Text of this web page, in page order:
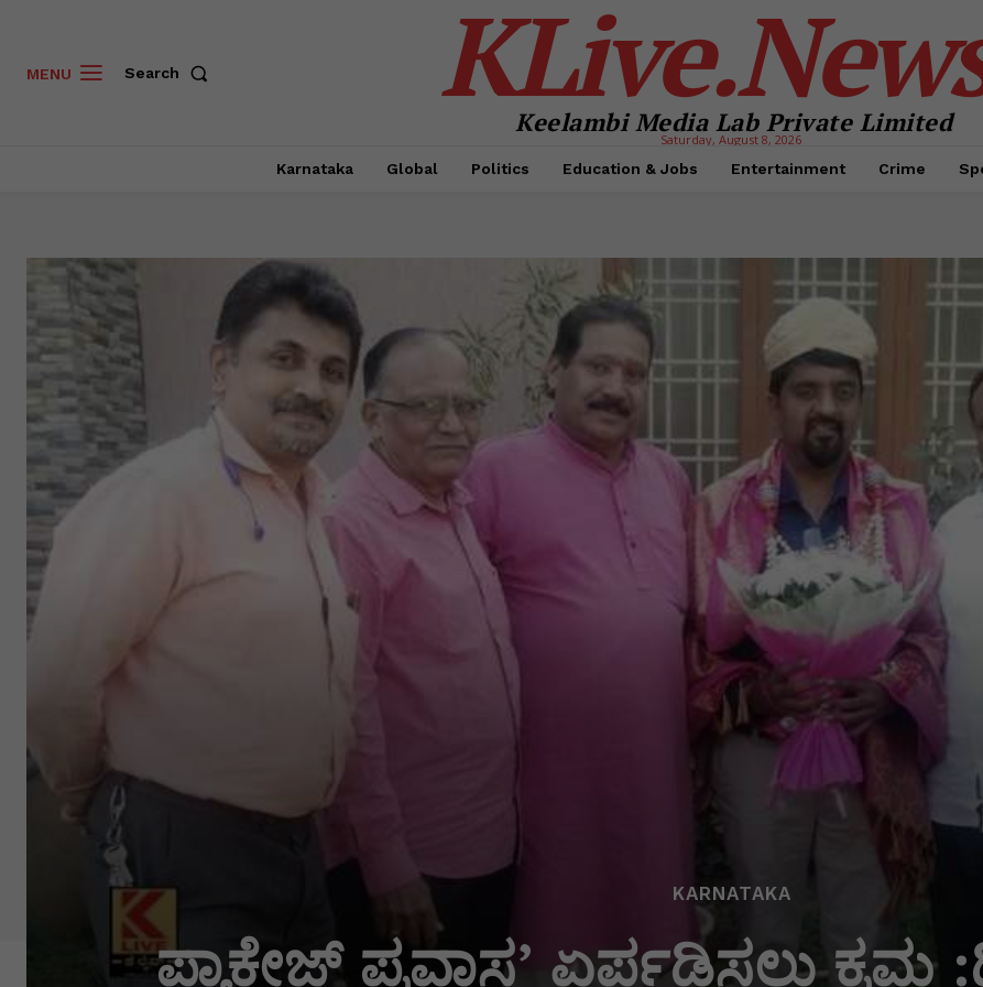
MENU Search
Keelambi Media Lab Private Limited
Saturday, August 8, 2026
Karnataka Global Politics Education & Jobs Entertainment Crime
KARNATAKA
ಪ್ಯಾಕೇಜ್ ಪ್ರವಾಸ’ ಏರ್ಪಡಿಸಲು